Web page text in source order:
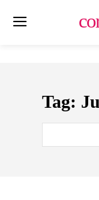
Tag: